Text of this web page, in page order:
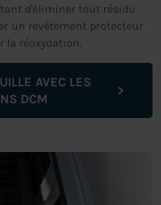
d'éliminer tout résidu
un revêtement protecteur
la réoxydation.
AVEC LES
DCM